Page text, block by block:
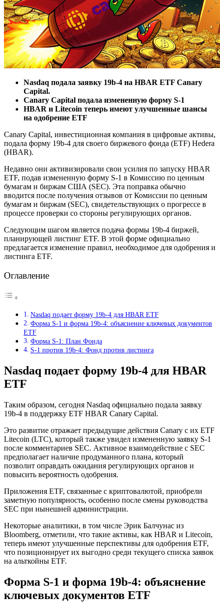
Nasdaq подала заявку 19b-4 на HBAR ETF Canary
Capital.
Canary Capital подала измененную форму S-1
HBAR и Litecoin теперь имеют улучшенные шансы
на одобрение ETF
Canary Capital, инвестиционная компания в цифровые активы,
подала форму 19b-4 для своего биржевого фонда (ETF) Hedera
(HBAR).
Недавно они активизировали свои усилия по запуску HBAR
ETF, подав измененную форму S-1 в Комиссию по ценным
бумагам и биржам США (SEC). Эта поправка обычно
вводится после получения отзывов от Комиссии по ценным
бумагам и биржам (SEC), свидетельствующих о прогрессе в
процессе проверки со стороны регулирующих органов.
Следующим шагом является подача формы 19b-4 биржей,
планирующей листинг ETF. В этой форме официально
предлагается изменение правил, необходимое для одобрения и
листинга ETF.
Оглавление
Nasdaq подает форму 19b-4 для HBAR ETF
Форма S-1 и форма 19b-4: объяснение ключевых документов
ETF
Форма S-1: План Фонда
S-1 против 19b-4: Фонд против листинга
Nasdaq подает форму 19b-4 для HBAR
ETF
Таким образом, сегодня Nasdaq официально подала заявку
19b-4 в поддержку ETF HBAR Canary Capital.
Это развитие отражает предыдущие действия Canary с их ETF
Litecoin (LTC), который также увидел измененную заявку S-1
после комментариев SEC. Активное взаимодействие с SEC
предполагает наличие продуманного плана, который
позволит оправдать ожидания регулирующих органов и
повысить вероятность одобрения.
Приложения ETF, связанные с криптовалютой, приобрели
заметную популярность, особенно после смены руководства
SEC при нынешней администрации.
Некоторые аналитики, в том числе Эрик Балчунас из
Bloomberg, отметили, что такие активы, как HBAR и Litecoin,
теперь имеют улучшенные перспективы для одобрения ETF,
что позиционирует их выгодно среди текущего списка заявок
на альткойны ETF.
Форма S-1 и форма 19b-4: объяснение
ключевых документов ETF